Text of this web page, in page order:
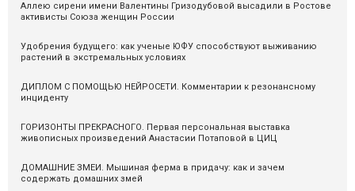
Аллею сирени имени Валентины Гризодубовой высадили в Ростове
активисты Союза женщин России
Удобрения будущего: как ученые ЮФУ способствуют выживанию
растений в экстремальных условиях
ДИПЛОМ С ПОМОЩЬЮ НЕЙРОСЕТИ. Комментарии к резонансному
инциденту
ГОРИЗОНТЫ ПРЕКРАСНОГО. Первая персональная выставка
живописных произведений Анастасии Потаповой в ЦИЦ
ДОМАШНИЕ ЗМЕИ. Мышиная ферма в придачу: как и зачем
содержать домашних змей